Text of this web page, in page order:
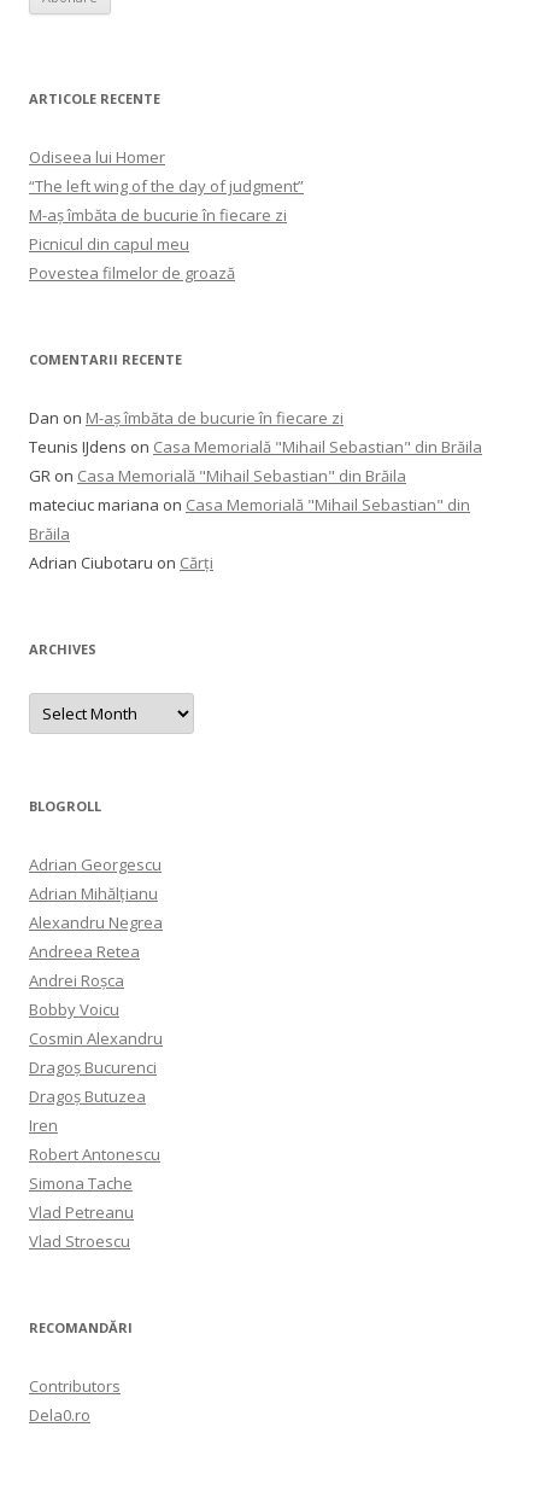
ARTICOLE RECENTE
Odiseea lui Homer
“The left wing of the day of judgment”
M-aș îmbăta de bucurie în fiecare zi
Picnicul din capul meu
Povestea filmelor de groază
COMENTARII RECENTE
Dan on M-aș îmbăta de bucurie în fiecare zi
Teunis IJdens on Casa Memorială "Mihail Sebastian" din Brăila
GR on Casa Memorială "Mihail Sebastian" din Brăila
mateciuc mariana on Casa Memorială "Mihail Sebastian" din
Brăila
Adrian Ciubotaru on Cărți
ARCHIVES
Archives
BLOGROLL
Adrian Georgescu
Adrian Mihălțianu
Alexandru Negrea
Andreea Retea
Andrei Roșca
Bobby Voicu
Cosmin Alexandru
Dragoș Bucurenci
Dragoș Butuzea
Iren
Robert Antonescu
Simona Tache
Vlad Petreanu
Vlad Stroescu
RECOMANDĂRI
Contributors
Dela0.ro